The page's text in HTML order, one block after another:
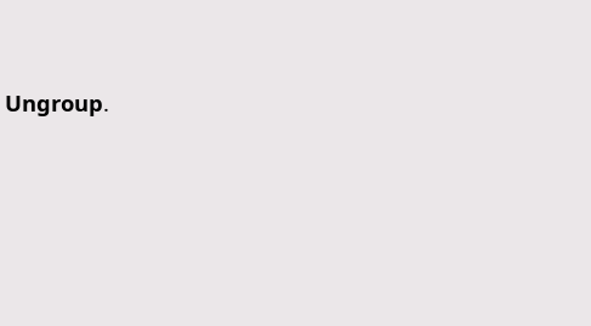
Ungroup.